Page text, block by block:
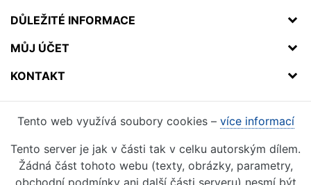
DŮLEŽITÉ INFORMACE
MŮJ ÚČET
KONTAKT
Tento web využívá soubory cookies – více informací
Tento server je jak v části tak v celku autorským dílem.
Žádná část tohoto webu (texty, obrázky, parametry,
obchodní podmínky ani další části serveru) nesmí být